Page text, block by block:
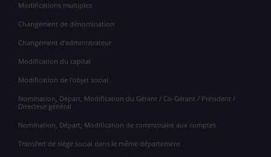
Modifications multiples
Changement de dénomination
Changement d'administrateur
Modification du capital
Modification de l'objet social
Nomination, Départ, Modification du Gérant / Co-Gérant / Président /
Directeur général
Nomination, Départ, Modification de commissaire aux comptes
Transfert de siège social dans le même département